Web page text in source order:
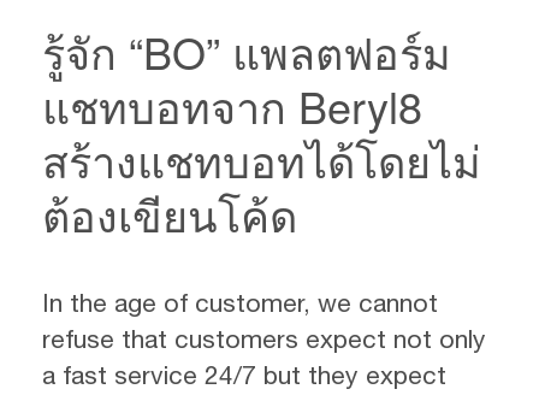
รู้จัก “BO” แพลตฟอร์ม
แชทบอทจาก Beryl8
สร้างแชทบอทได้โดยไม่
ต้องเขียนโค้ด
In the age of customer, we cannot
refuse that customers expect not only
a fast service 24/7 but they expect